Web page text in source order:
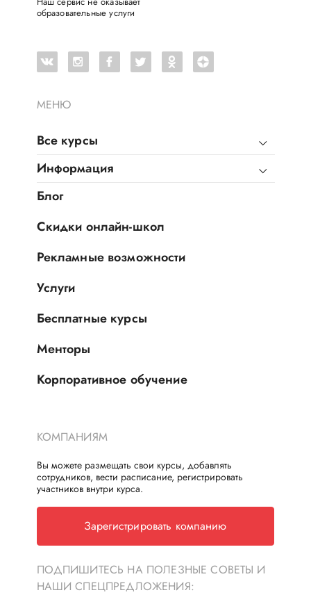
МЕНЮ
Все курсы
Информация
Блог
Скидки онлайн-школ
Рекламные возможности
Услуги
Бесплатные курсы
Менторы
Корпоративное обучение
образовательные услуги
КОМПАНИЯМ
Вы можете размещать свои курсы, добавлять
сотрудников, вести расписание, регистрировать
участников внутри курса.
Зарегистрировать компанию
ПОДПИШИТЕСЬ НА ПОЛЕЗНЫЕ СОВЕТЫ И
НАШИ СПЕЦПРЕДЛОЖЕНИЯ: